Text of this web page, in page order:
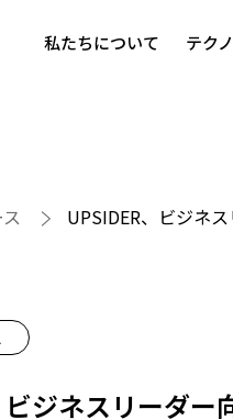
私たちについて テク
UPSIDER、ビジネ
ビジネスリーダー